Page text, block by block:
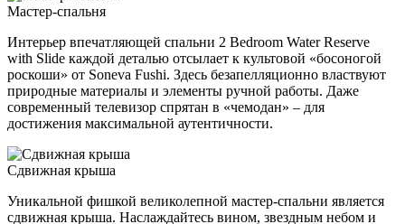
Мастер-спальня
Интерьер впечатляющей спальни 2 Bedroom Water Reserve
with Slide каждой деталью отсылает к культовой «босоногой
роскоши» от Soneva Fushi. Здесь безапелляционно властвуют
природные материалы и элементы ручной работы. Даже
современный телевизор спрятан в «чемодан» – для
достижения максимальной аутентичности.
Сдвижная крыша
Уникальной фишкой великолепной мастер-спальни является
сдвижная крыша. Наслаждайтесь вином, звездным небом и